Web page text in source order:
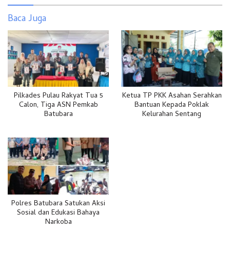
Baca Juga
Pilkades Pulau Rakyat Tua 5
Calon, Tiga ASN Pemkab
Batubara
Ketua TP PKK Asahan Serahkan
Bantuan Kepada Poklak
Kelurahan Sentang
Polres Batubara Satukan Aksi
Sosial dan Edukasi Bahaya
Narkoba